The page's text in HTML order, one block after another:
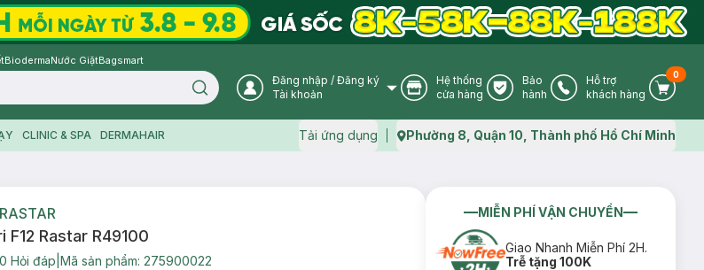
BiodermaNước GiặtBagsmart
Search icon User Icon
Đăng nhập / Đăng ký
Tài khoản
Store Icon
Hệ thống
cửa hàng
Warranty Icon
Bảo
hành
Phone Icon
Hỗ trợ
khách hàng
Cart
0
CLINIC & SPA DERMAHAIR Tải ứng dụng Map icon
Phường 8, Quận 10, Thành phố Hồ Chí Minh
F12 Rastar R49100
0 Hỏi đáp Mã sản phẩm: 275900022
MIỄN PHÍ VẬN CHUYỂN
Giao Nhanh Miễn Phí 2H.
Trễ tặng 100K